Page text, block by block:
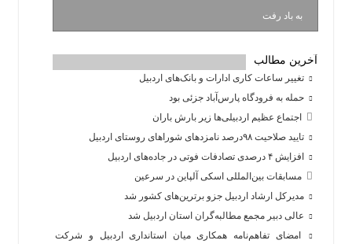
به باد رفت
آخرین مطالب
تغییر ساعات کاری ادارات و بانک‌های اردبیل
حمله به فرودگاه پارس‌‌آباد جزئی بود
اجتماع عظیم اردبیلی‌ها زیر بارش باران
تایید صلاحیت ۹۸درصد نامزدهای شوراهای روستای اردبیل
افزایش ۴ درصدی تصادفات فوتی در جاده‌های اردبیل
مسابقات بین‌المللی اسکی آلپاین در سرعین
مدیرکل ارشاد اردبیل جزو برترین‌های کشور شد
عالی دبیر مجمع مطالبه‌گران استان اردبیل شد
امضای تفاهم‌نامه همکاری میان استانداری اردبیل و شرکت